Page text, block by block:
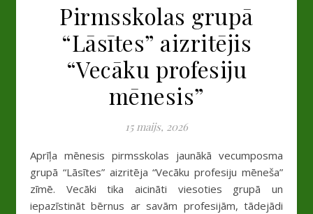
Pirmsskolas grupā
“Lāsītes” aizritējis
“Vecāku profesiju
mēnesis”
15 maijs, 2026
Aprīļa mēnesis pirmsskolas jaunākā vecumposma
grupā “Lāsītes” aizritēja “Vecāku profesiju mēneša”
zīmē. Vecāki tika aicināti viesoties grupā un
iepazīstināt bērnus ar savām profesijām, tādejādi